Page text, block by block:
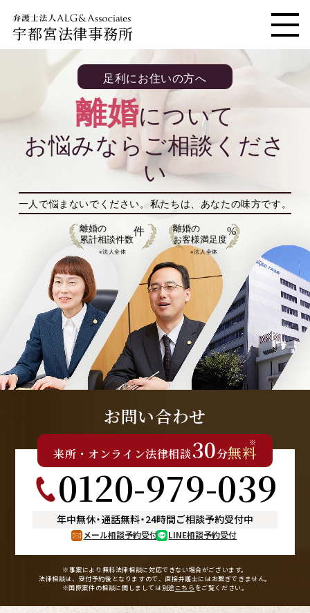
宇都宮法律事務所 メニ
足利にお住いの方へ
離婚について
お悩みならご相談くださ
い
一人で悩まないでください。 私たちは、あなたの味方です。
離婚の
累計相談件数
件
※法人全体
離婚の
お客様満足度
%
※法人全体
お問い合わせ
来所 ・ オンライン法律相談30分無料
※
0120-979-039
年中無休・通話無料・24時間ご相談予約受付中
メール相談予約受付 LINE相談予約受付
※事案により無料法律相談に対応できない場合がございます。
法律相談は、受付予約後となりますので、 直接弁護士にはお繋ぎできません。
※国際案件の相談に関しましては別途こちら をご覧ください。